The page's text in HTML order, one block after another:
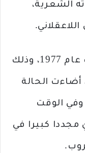
‏الشعرية،
وحصل على جائزة نوبل في الأدب عام 1977، وذلك
أضاءت الحالة
وفي الوقت
مجددا كبيرا في